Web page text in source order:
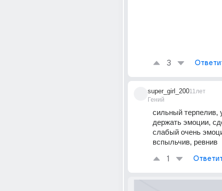
3
super_girl_200
Гений
11лет
сильный терпелив,
держать эмоции,
слабый очень
вспыльчив, ревнив
1